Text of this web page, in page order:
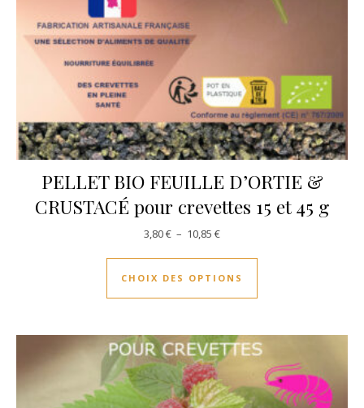
PELLET BIO FEUILLE D’ORTIE &
CRUSTACÉ pour crevettes 15 et 45 g
3,80€ – 10,85 €Plage de prix : 3,80 € à 10,85 €
CHOIX DES OPTIONS
Ce produit a